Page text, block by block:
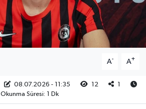
A- A+
08.07.2026 - 11:35 12
1
Okunma Süresi: 1 Dk